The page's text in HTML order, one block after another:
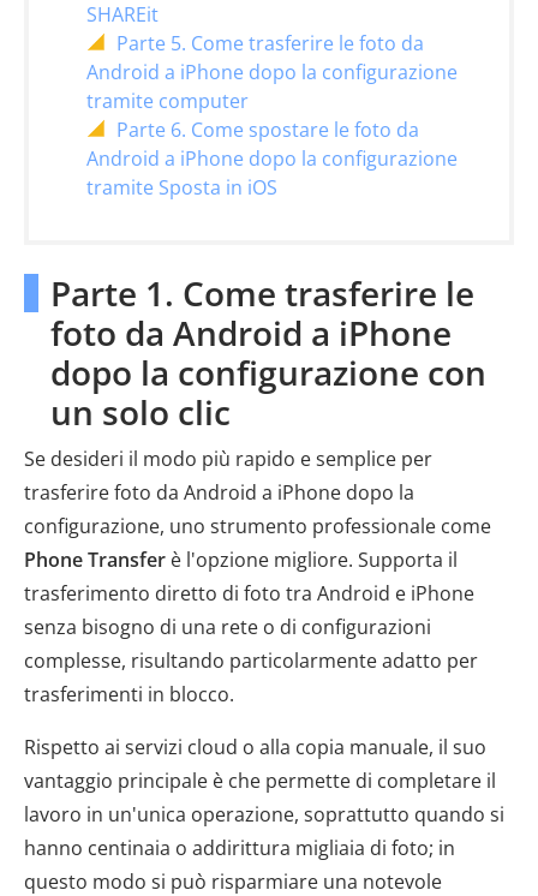
SHAREit
Parte 5. Come trasferire le foto da
Android a iPhone dopo la configurazione
tramite computer
Parte 6. Come spostare le foto da
Android a iPhone dopo la configurazione
tramite Sposta in iOS
Parte 1. Come trasferire le
foto da Android a iPhone
dopo la configurazione con
un solo clic
Se desideri il modo più rapido e semplice per
trasferire foto da Android a iPhone dopo la
configurazione, uno strumento professionale come
Phone Transfer è l'opzione migliore. Supporta il
trasferimento diretto di foto tra Android e iPhone
senza bisogno di una rete o di configurazioni
complesse, risultando particolarmente adatto per
trasferimenti in blocco.
Rispetto ai servizi cloud o alla copia manuale, il suo
vantaggio principale è che permette di completare il
lavoro in un'unica operazione, soprattutto quando si
hanno centinaia o addirittura migliaia di foto; in
questo modo si può risparmiare una notevole